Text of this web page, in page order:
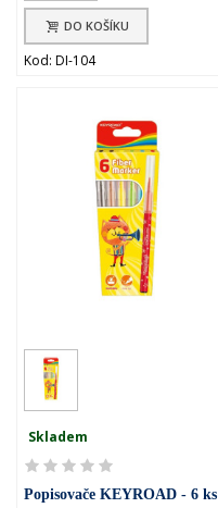
DO KOŠÍKU
Kod: DI-104
Skladem
Popisovače KEYROAD - 6 ks